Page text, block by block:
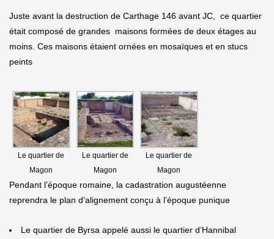
Juste avant la destruction de Carthage 146 avant JC, ce quartier
était composé de grandes maisons formées de deux étages au
moins. Ces maisons étaient ornées en mosaïques et en stucs
peints
Le quartier de
Magon
Le quartier de
Magon
Le quartier de
Magon
Pendant l’époque romaine, la cadastration augustéenne
reprendra le plan d’alignement conçu à l’époque punique
Le quartier de Byrsa appelé aussi le quartier d’Hannibal